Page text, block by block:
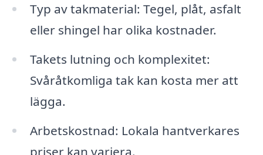
Typ av takmaterial: Tegel, plåt, asfalt
eller shingel har olika kostnader.
Takets lutning och komplexitet:
Svåråtkomliga tak kan kosta mer att
lägga.
Arbetskostnad: Lokala hantverkares
priser kan variera.